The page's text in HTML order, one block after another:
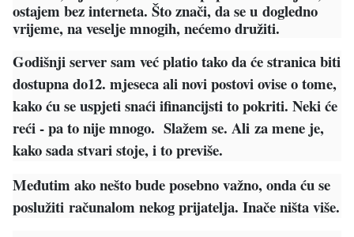
ostajem bez interneta. Što znači, da se u dogledno
vrijeme, na veselje mnogih, nećemo družiti.
Godišnji server sam već platio tako da će stranica biti
dostupna do12. mjeseca ali novi postovi ovise o tome,
kako ću se uspjeti snaći ifinancijsti to pokriti. Neki će
reći - pa to nije mnogo. Slažem se. Ali za mene je,
kako sada stvari stoje, i to previše.
Međutim ako nešto bude posebno važno, onda ću se
poslužiti računalom nekog prijatelja. Inače ništa više.